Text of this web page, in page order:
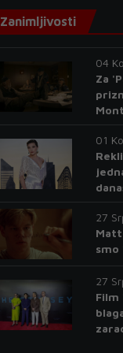
Zanimljivosti
04
Za
01
27
Matt
smo
27
Film